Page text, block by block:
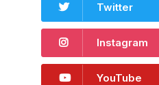
Twitter
Instagram
YouTube